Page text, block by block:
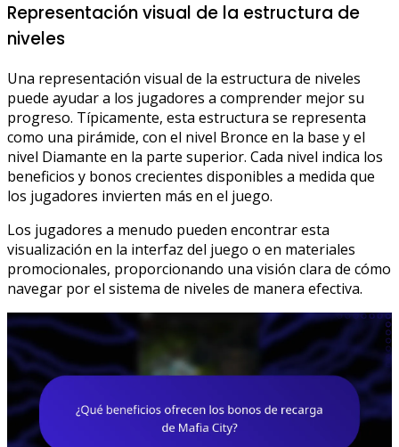
Representación visual de la estructura de
niveles
Una representación visual de la estructura de niveles
puede ayudar a los jugadores a comprender mejor su
progreso. Típicamente, esta estructura se representa
como una pirámide, con el nivel Bronce en la base y el
nivel Diamante en la parte superior. Cada nivel indica los
beneficios y bonos crecientes disponibles a medida que
los jugadores invierten más en el juego.
Los jugadores a menudo pueden encontrar esta
visualización en la interfaz del juego o en materiales
promocionales, proporcionando una visión clara de cómo
navegar por el sistema de niveles de manera efectiva.